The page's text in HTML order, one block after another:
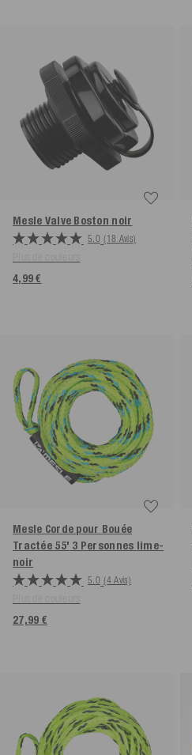
Mesle Valve Boston noir
5.0 (18 Avis)
4,99 €
Mesle Corde pour Bouée
Tractée 55' 3 Personnes lime-
noir
5.0 (4 Avis)
27,99 €